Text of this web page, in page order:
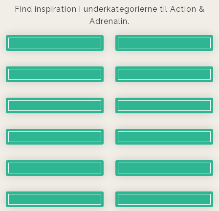
Find inspiration i underkategorierne til Action &
Adrenalin.